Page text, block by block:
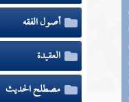
أصول الفقه
العقيدة
مصطلح الحديث